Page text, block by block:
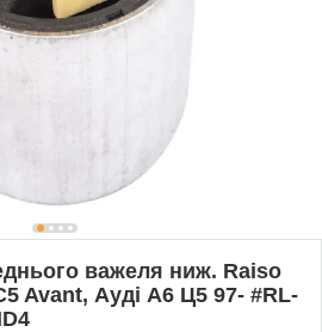
важеля ниж. Raiso
Avant, Ауді А6 Ц5 97- #RL-